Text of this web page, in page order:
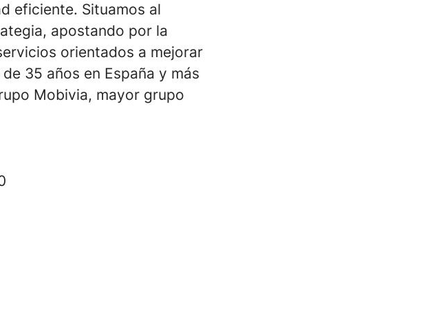
eficiente. Situamos al
apostando por la
orientados a mejorar
35 años en España y más
Mobivia, mayor grupo